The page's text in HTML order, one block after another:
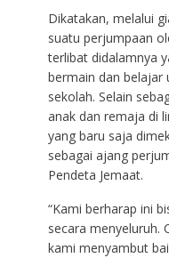
Dikatakan, melalui
suatu perjumpaan
terlibat didalamnya
bermain dan belajar
sekolah. Selain
anak dan remaja di
yang baru saja
sebagai ajang
Pendeta Jemaat.
“Kami berharap ini
secara menyeluruh.
kami menyambut